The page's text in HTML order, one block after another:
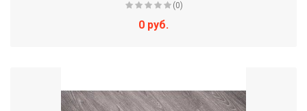
(0)
0 руб.